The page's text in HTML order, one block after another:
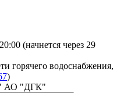
(начнется через 29
горячего водоснабжения,
)
АО "ДГК"